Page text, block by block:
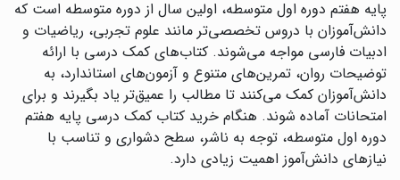
پایه هفتم دوره اول متوسطه، اولین سال از دوره متوسطه است که
دانش‌آموزان با دروس تخصصی‌تر مانند علوم تجربی، ریاضیات و
ادبیات فارسی مواجه می‌شوند. کتاب‌های کمک درسی با ارائه
توضیحات روان، تمرین‌های متنوع و آزمون‌های استاندارد، به
دانش‌آموزان کمک می‌کنند تا مطالب را عمیق‌تر یاد بگیرند و برای
امتحانات آماده شوند. هنگام خرید کتاب کمک درسی پایه هفتم
دوره اول متوسطه، توجه به ناشر، سطح دشواری و تناسب با
نیازهای دانش‌آموز اهمیت زیادی دارد.